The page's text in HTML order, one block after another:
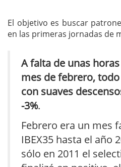
El objetivo es buscar
en las primeras jornadas de
A falta de unas
mes de febrero,
con suaves
-3%.
Febrero era un mes
IBEX35 hasta el año
sólo en 2011 el